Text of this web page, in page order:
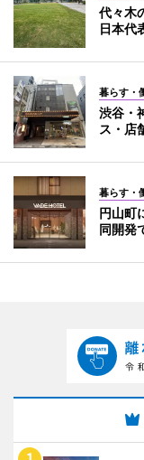
代々木
日本代
暮らす・
渋谷・
ス・店
暮らす・
円山町
同開発